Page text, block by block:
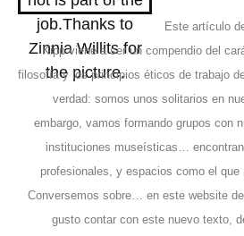
Este artículo
Kipp viene a ser un compendio del
filosofía y los principios éticos de trabajo
verdad: somos unos solitarios en
embargo, vamos formando grupos con
instituciones museísticas…
profesionales, y espacios como el
Conversemos sobre… en este website
gusto contar con este nuevo texto,